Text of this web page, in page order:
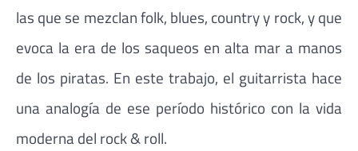
las que se mezclan folk, blues, country y rock, y que
evoca la era de los saqueos en alta mar a manos
de los piratas. En este trabajo, el guitarrista hace
una analogía de ese período histórico con la vida
moderna del rock & roll.